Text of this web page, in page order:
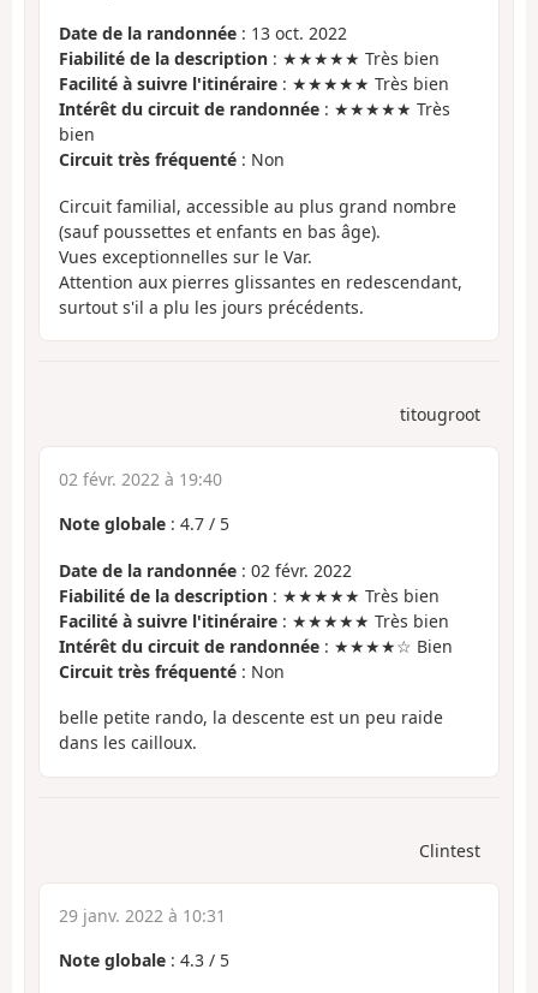
Date de la randonnée : 13 oct. 2022
Fiabilité de la description : ★★★★★ Très bien
Facilité à suivre l'itinéraire : ★★★★★ Très bien
Intérêt du circuit de randonnée : ★★★★★ Très
bien
Circuit très fréquenté : Non
Circuit familial, accessible au plus grand nombre
(sauf poussettes et enfants en bas âge).
Vues exceptionnelles sur le Var.
Attention aux pierres glissantes en redescendant,
surtout s'il a plu les jours précédents.
titougroot
02 févr. 2022 à 19:40
Note globale : 4.7 / 5
Date de la randonnée : 02 févr. 2022
Fiabilité de la description : ★★★★★ Très bien
Facilité à suivre l'itinéraire : ★★★★★ Très bien
Intérêt du circuit de randonnée : ★★★★☆ Bien
Circuit très fréquenté : Non
belle petite rando, la descente est un peu raide
dans les cailloux.
Clintest
29 janv. 2022 à 10:31
Note globale : 4.3 / 5